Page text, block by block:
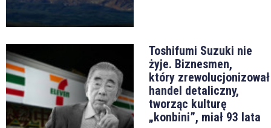
Toshifumi Suzuki nie
żyje. Biznesmen,
który zrewolucjonizował
handel detaliczny,
tworząc kulturę
„konbini”, miał 93 lata